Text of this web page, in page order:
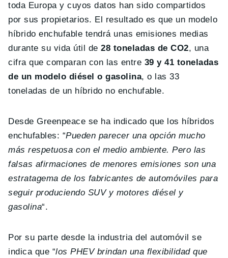
toda Europa y cuyos datos han sido compartidos
por sus propietarios. El resultado es que un modelo
híbrido enchufable tendrá unas emisiones medias
durante su vida útil de28 toneladas de CO2, una
cifra que comparan con las entre 39 y 41 toneladas
de un modelo diésel o gasolina, o las 33
toneladas de un híbrido no enchufable.
Desde Greenpeace se ha indicado que los híbridos
enchufables: “Pueden parecer una opción mucho
más respetuosa con el medio ambiente. Pero las
falsas afirmaciones de menores emisiones son una
estratagema de los fabricantes de automóviles para
seguir produciendo SUV y motores diésel y
gasolina“.
Por su parte desde la industria del automóvil se
indica que “los PHEV brindan una flexibilidad que